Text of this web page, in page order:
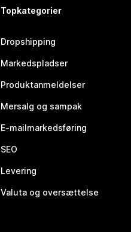
Topkategorier
Dropshipping
Markedspladser
Produktanmeldelser
Mersalg og sampak
E-mailmarkedsføring
SEO
Levering
Valuta og oversættelse